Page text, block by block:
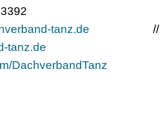
tanz.de //
tanz.de
DachverbandTanz